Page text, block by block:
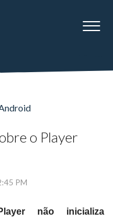
o Player
PM
não inicializa